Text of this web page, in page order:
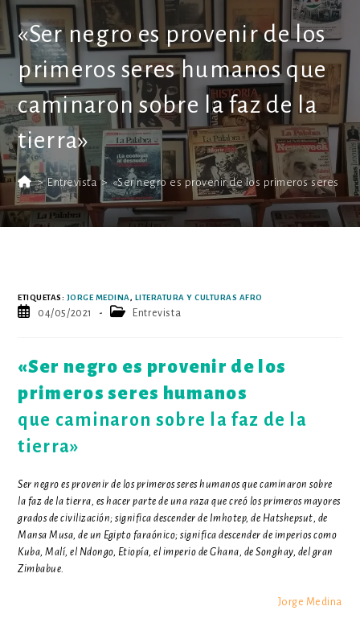
«Ser negro es provenir de los
primeros seres humanos que
caminaron sobre la faz de la
tierra»
> Entrevista > «Ser negro es provenir de los primeros seres
ETIQUETAS: JORGE MEDINA , LITERATURA Y CULTURAS AFRO
Publicación
04/05/2021
CategoríaEntrevista
«Ser negro es provenir de los
primeros seres humanos
que caminaron sobre la faz de la
tierra»
Ser negro es provenir de los primeros seres humanos que caminaron sobre
la faz de la tierra, es hacer parte de una raza que creó los primeros mayores
grados de civilización; significa descender de Imhotep, de Hatshepsut, de
Mansa Musa, de un Egipto faraónico; significa descender de imperios como
Kuba, Malí, el Ndongo, Etiopía, el imperio de Ghana, de Songhay, del gran
Zimbabue.
Jorge Medina